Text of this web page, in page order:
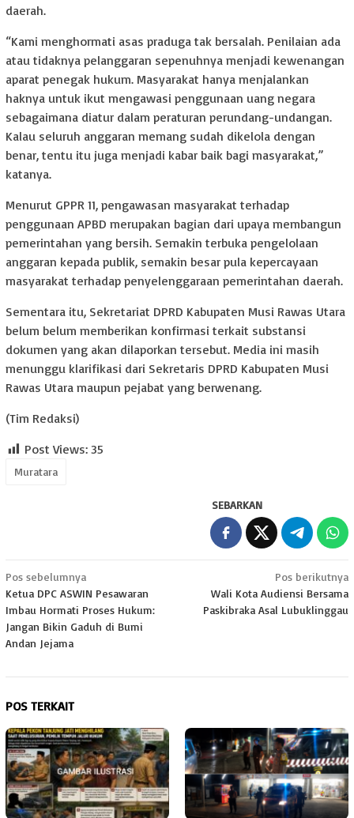
daerah.
“Kami menghormati asas praduga tak bersalah. Penilaian ada
atau tidaknya pelanggaran sepenuhnya menjadi kewenangan
aparat penegak hukum. Masyarakat hanya menjalankan
haknya untuk ikut mengawasi penggunaan uang negara
sebagaimana diatur dalam peraturan perundang-undangan.
Kalau seluruh anggaran memang sudah dikelola dengan
benar, tentu itu juga menjadi kabar baik bagi masyarakat,”
katanya.
Menurut GPPR 11, pengawasan masyarakat terhadap
penggunaan APBD merupakan bagian dari upaya membangun
pemerintahan yang bersih. Semakin terbuka pengelolaan
anggaran kepada publik, semakin besar pula kepercayaan
masyarakat terhadap penyelenggaraan pemerintahan daerah.
Sementara itu, Sekretariat DPRD Kabupaten Musi Rawas Utara
belum belum memberikan konfirmasi terkait substansi
dokumen yang akan dilaporkan tersebut. Media ini masih
menunggu klarifikasi dari Sekretaris DPRD Kabupaten Musi
Rawas Utara maupun pejabat yang berwenang.
(Tim Redaksi)
Post Views: 35
Muratara
SEBARKAN
Navigasi
pos
Pos sebelumnya
Ketua DPC ASWIN Pesawaran
Imbau Hormati Proses Hukum:
Jangan Bikin Gaduh di Bumi
Andan Jejama
Pos berikutnya
Wali Kota Audiensi Bersama
Paskibraka Asal Lubuklinggau
POS TERKAIT